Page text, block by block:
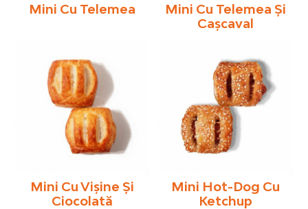
Mini Cu Telemea
Mini Cu Telemea Şi
Caşcaval
Mini Cu Vișine Și
Ciocolată
Mini Hot-Dog Cu
Ketchup